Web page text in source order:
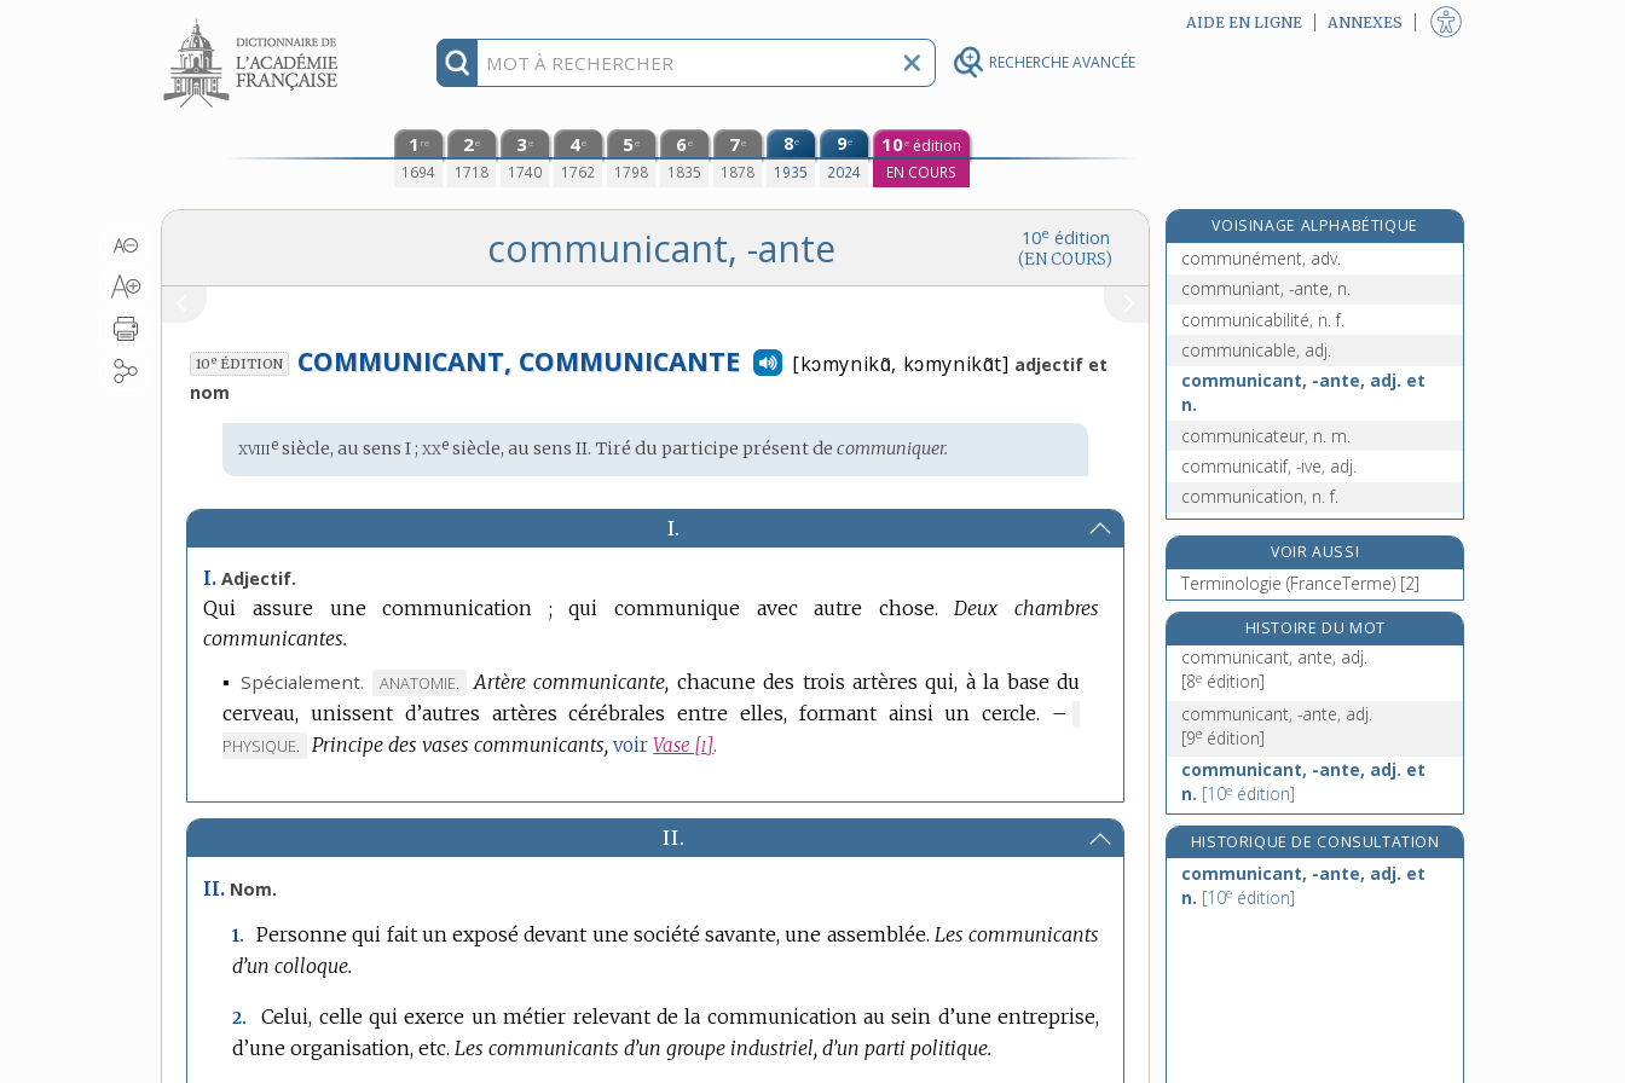
RECHERCHE AVANCÉE
Aller au contenu AIDE EN LIGNE ANNEXES
1 re
1694
2e
1718
3e
1740
4e
1762
5e
1798
6e
1835
7e
1878
8e
1935
9e
2024
10e édition
EN COURS
10e édition
(EN COURS)
communicant, -ante
10e ÉDITION COMMUNICANT, COMMUNICANTE [kɔmynikɑ̃, kɔmynikɑ̃t] adjectif et
nom
Étymologie
:
xviiie siècle, au sens I ;xxe siècle, au sens II. Tiré du participe présent decommuniquer.
I.
I. Adjectif.
Qui assure une communication ; qui communique avec autre chose.
Deux chambres
communicantes.
▪Spécialement.
MARQUE
DE
DOMAINE
ANATOMIE. Artère communicante, chacune des trois artères qui, à la base du
cerveau, unissent d’autres artères cérébrales entre elles, formant ainsi un cercle. –
:
PHYSIQUE. Principe des vases communicants, voirVase [i].
II.
II. Nom.
1. Personne qui fait un exposé devant une société savante, une assemblée. Les communicants
d’un colloque.
2.
Celui, celle qui exerce un métier relevant de la communication au sein d’une entreprise,
d’une organisation, etc. Les communicants d’un groupe industriel, d’un parti politique.
VOISINAGE ALPHABÉTIQUE
commune, n. f.
communément, adv.
communiant, -ante, n.
communicabilité, n. f.
communicable, adj.
communicant, -ante, adj. et
n.
communicateur, n. m.
communicatif, -ive, adj.
communication, n. f.
communier, v. intr.
communion, n. f.
communiqué, n. m.
communiquer, v. tr. et intr.
communisant, -ante, adj.
communisme, n. m.
VOIR AUSSI
Terminologie (FranceTerme) [2]
HISTOIRE DU MOT
communicant, ante, adj.
[8e édition]
communicant, -ante, adj.
[9e édition]
communicant, -ante, adj. et
n. [10e édition]
HISTORIQUE DE CONSULTATION
communicant, -ante, adj. et
n. [10e édition]